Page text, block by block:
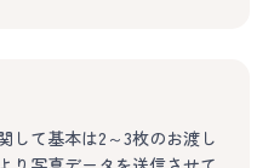
して基本は2～3枚のお渡し